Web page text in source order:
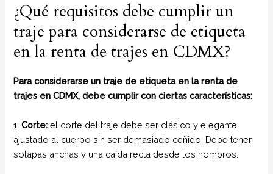
¿Qué requisitos debe cumplir un
traje para considerarse de etiqueta
en la renta de trajes en CDMX?
Para considerarse un traje de etiqueta en la renta de
trajes en CDMX, debe cumplir con ciertas características:
1.Corte: el corte del traje debe ser clásico y elegante,
ajustado al cuerpo sin ser demasiado ceñido. Debe tener
solapas anchas y una caída recta desde los hombros.